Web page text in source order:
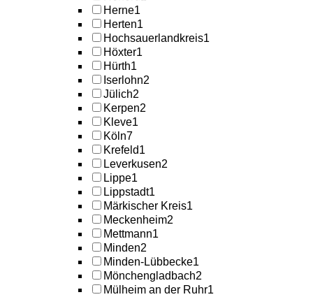
Herne1
Herten1
Hochsauerlandkreis1
Höxter1
Hürth1
Iserlohn2
Jülich2
Kerpen2
Kleve1
Köln7
Krefeld1
Leverkusen2
Lippe1
Lippstadt1
Märkischer Kreis1
Meckenheim2
Mettmann1
Minden2
Minden-Lübbecke1
Mönchengladbach2
Mülheim an der Ruhr1